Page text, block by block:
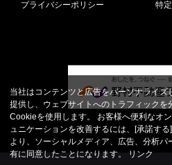
プライバシーポリシー
特
当社はコンテンツと広告をパーソナライ
提供し、ウェブサイトへのトラフィック
Cookieを使用します。 お客様へ便利なオ
ュニケーションを改善するには、[承諾す
より、ソーシャルメディア、広告、分析
有に同意したことになります。
リンク